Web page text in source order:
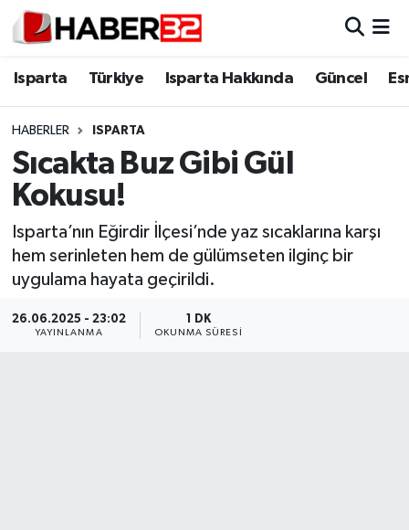
Isparta Türkiye Isparta Hakkında Güncel
HABERLER ISPARTA
Sıcakta Buz Gibi Gül
Kokusu!
Isparta’nın Eğirdir İlçesi’nde yaz sıcaklarına karşı
hem serinleten hem de gülümseten ilginç bir
uygulama hayata geçirildi.
26.06.2025 - 23:02
YAYINLANMA
1 DK
OKUNMA SÜRESI
Isparta
Esnaf Diyor ki;
ASAYİŞ
BİLİM VE TEKNOLOJİ
Isparta Nöbetçi Eczaneler
Isparta Trafik Yoğunluk Haritası
Süper Lig Puan Durumu ve Fikstür
Tüm Manşetler